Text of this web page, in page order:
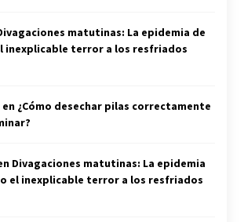
matutinas: La epidemia de
inexplicable terror a los resfriados
en ¿Cómo desechar pilas correctamente
Divagaciones matutinas: La epidemia
el inexplicable terror a los resfriados